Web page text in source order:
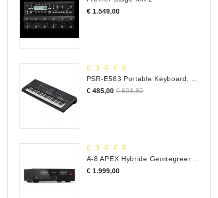
€ 1.549,00Prijs
€ 485,00 Normale
€ 603,80Prijs
€ 1.999,00Prijs